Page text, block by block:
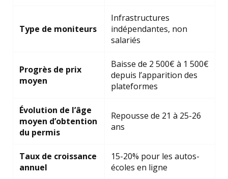
Type de moniteurs
Infrastructures
indépendantes, non
salariés
Progrès de prix
moyen
Baisse de 2 500€ à 1 500€
depuis l’apparition des
plateformes
Évolution de l’âge
moyen d’obtention
du permis
Repousse de 21 à 25-26
ans
Taux de croissance
annuel
15-20% pour les autos-
écoles en ligne